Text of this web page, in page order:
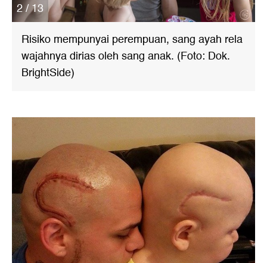
2 / 13
Risiko mempunyai perempuan, sang ayah rela
wajahnya dirias oleh sang anak. (Foto: Dok.
BrightSide)